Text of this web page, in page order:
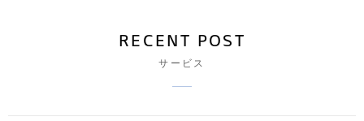
RECENT POST
サービス